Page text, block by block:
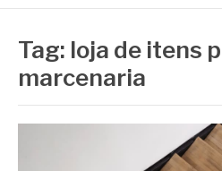
Tag: loja de itens
marcenaria